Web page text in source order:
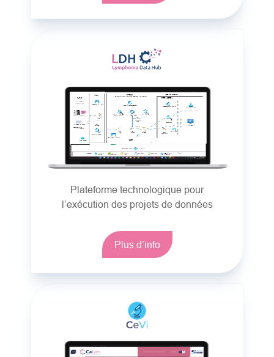
Plateforme technologique pour
l’exécution des projets de données
Plus d’info